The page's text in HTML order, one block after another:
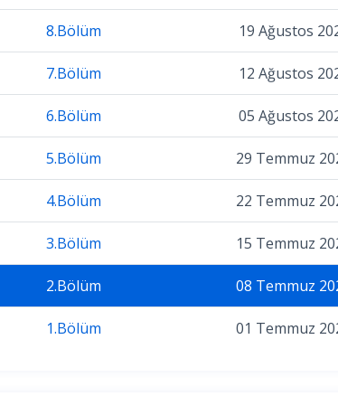
8.Bölüm 19 Ağustos
7.Bölüm 12 Ağustos
6.Bölüm 05 Ağustos
5.Bölüm 29 Temmuz
4.Bölüm 22 Temmuz
3.Bölüm 15 Temmuz
2.Bölüm 08 Temmuz
1.Bölüm 01 Temmuz